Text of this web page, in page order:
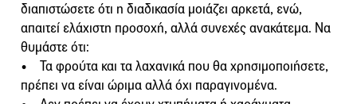
διαπιστώσετε ότι η διαδικασία μοιάζει αρκετά, ενώ,
απαιτεί ελάχιστη προσοχή, αλλά συνεχές ανακάτεμα. Να
θυμάστε ότι:
• Τα φρούτα και τα λαχανικά που θα χρησιμοποιήσετε,
πρέπει να είναι ώριμα αλλά όχι παραγινομένα.